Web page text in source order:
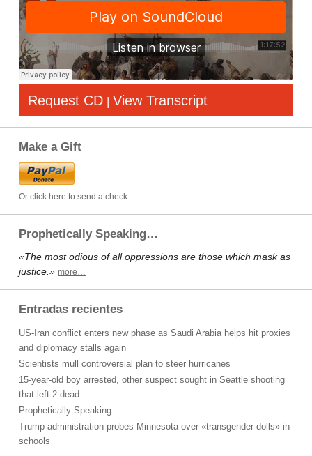
Request CD | View Transcript
Make a Gift
Or click here to send a check
Prophetically Speaking…
«The most odious of all oppressions are those which mask as
justice.» more…
Entradas recientes
US-Iran conflict enters new phase as Saudi Arabia helps hit proxies
and diplomacy stalls again
Scientists mull controversial plan to steer hurricanes
15-year-old boy arrested, other suspect sought in Seattle shooting
that left 2 dead
Prophetically Speaking…
Trump administration probes Minnesota over «transgender dolls» in
schools